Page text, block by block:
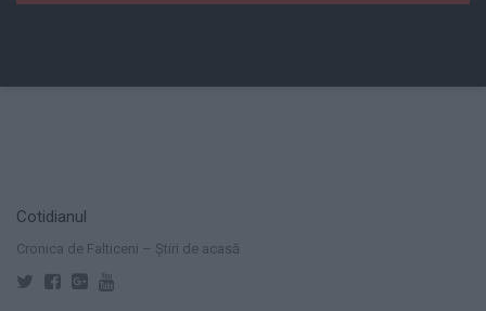
Cotidianul
Cronica de Falticeni – Știri de acasă